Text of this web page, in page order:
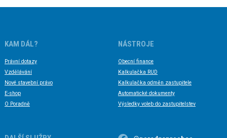
KAM DÁL?
Právní dotazy
Vzdělávání
Nové stavební právo
E-shop
O Poradně
NÁSTROJE
Obecní finance
Kalkulačka RUD
Kalkulačka odměn zastupitele
Automatické dokumenty
Výsledky voleb do zastupitelstev